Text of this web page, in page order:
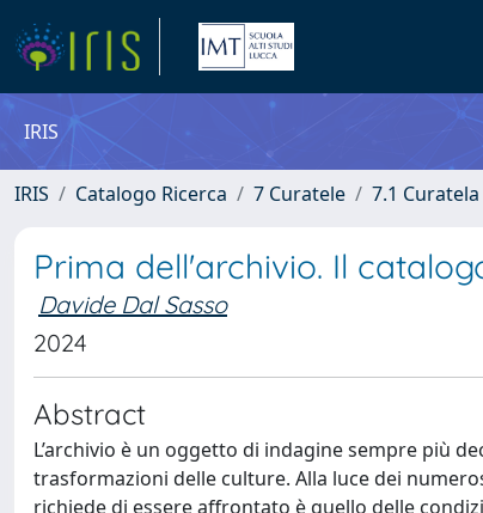
IRIS
IRIS Catalogo Ricerca 7 Curatele 7.1 Curatela
Prima dell'archivio. Il
Davide Dal Sasso
2024
Abstract
L’archivio è un oggetto di indagine sempre più
trasformazioni delle culture. Alla luce dei
richiede di essere affrontato è quello delle